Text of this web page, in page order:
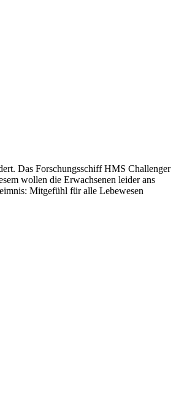
Das Forschungsschiff HMS Challenger
wollen die Erwachsenen leider ans
Mitgefühl für alle Lebewesen